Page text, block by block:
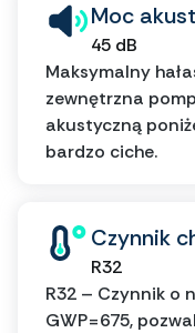
Moc
45 dB
Maksymalny
zewnętrzna
akustyczną
bardzo ciche.
Czynnik
R32
R32 – Czynnik o
GWP=675,